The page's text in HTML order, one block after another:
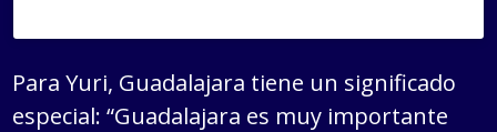
Para Yuri, Guadalajara tiene un significado
especial: “Guadalajara es muy importante